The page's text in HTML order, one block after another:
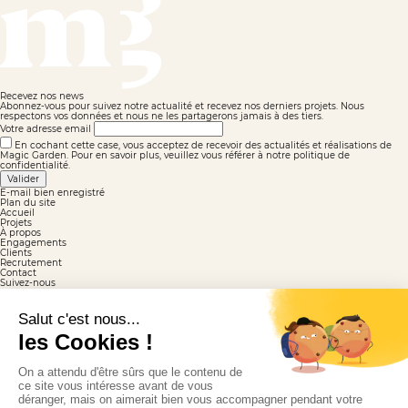
Recevez nos news
Abonnez-vous pour suivez notre actualité et recevez nos derniers projets. Nous
respectons vos données et nous ne les partagerons jamais à des tiers.
Votre adresse email
En cochant cette case, vous acceptez de recevoir des actualités et réalisations de
Magic Garden. Pour en savoir plus, veuillez vous référer à notre politique de
confidentialité.
Valider
E-mail bien enregistré
Plan du site
Accueil
Projets
À propos
Engagements
Clients
Recrutement
Contact
Suivez-nous